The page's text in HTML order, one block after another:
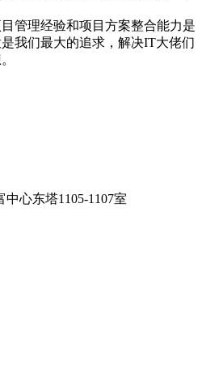
管理经验和项目方案整合能力是
我们最大的追求，解决IT大佬们
心东塔1105-1107室